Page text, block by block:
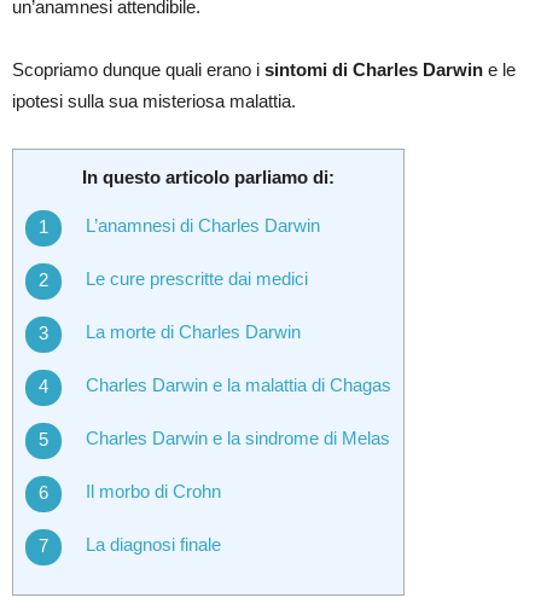
un’anamnesi attendibile.
Scopriamo dunque quali erano i sintomi di Charles Darwin e le
ipotesi sulla sua misteriosa malattia.
In questo articolo parliamo di:
L’anamnesi di Charles Darwin
Le cure prescritte dai medici
La morte di Charles Darwin
Charles Darwin e la malattia di Chagas
Charles Darwin e la sindrome di Melas
Il morbo di Crohn
La diagnosi finale